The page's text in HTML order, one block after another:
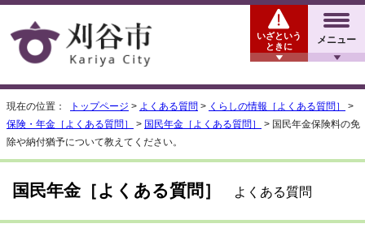
メニュー
いざという
ときに
現在の位置： トップページ > よくある質問 > くらしの情報［よくある質問］
>
保険・年金［よくある質問］
> 国民年金［よくある質問］
> 国民年金保険料の免
除や納付猶予について教えてください。
国民年金［よくある質問］ よくある質問